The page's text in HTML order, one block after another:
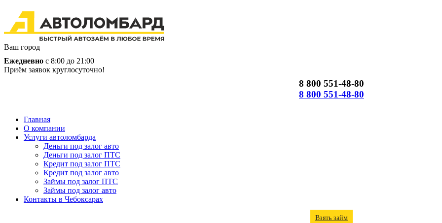
Ваш город
Ежедневно с 8:00 до 21:00
Приём заявок круглосуточно!
8 800 551-48-80
8 800 551-48-80
Главная
О компании
Услуги автоломбарда
Деньги под залог авто
Деньги под залог ПТС
Кредит под залог ПТС
Кредит под залог авто
Займы под залог ПТС
Займы под залог авто
Контакты в Чебоксарах
Взять займ